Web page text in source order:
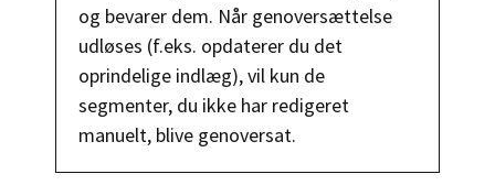
og bevarer dem. Når genoversættelse
udløses (f.eks. opdaterer du det
oprindelige indlæg), vil kun de
segmenter, du ikke har redigeret
manuelt, blive genoversat.